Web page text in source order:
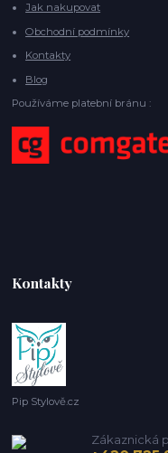
Jak nakupovat
Obchodní podmínky
Kontakty
Blog
Používáme platební bránu :
Kontakty
Pip Stylově.cz
Zákaznická